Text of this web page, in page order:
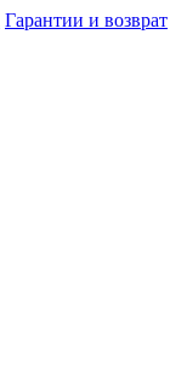
Гарантии и возврат